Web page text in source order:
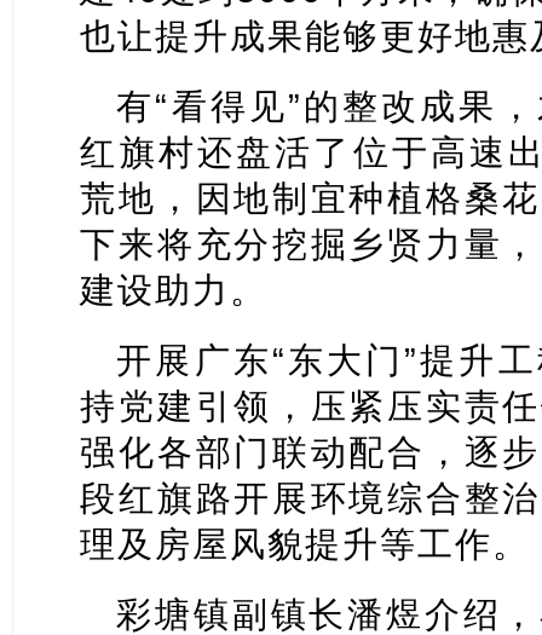
也让提升成果能够更好地惠
有“看得见”的整改成果
红旗村还盘活了位于高速
荒地，因地制宜种植格桑
下来将充分挖掘乡贤力量
建设助力。
开展广东“东大门”提升
持党建引领，压紧压实责
强化各部门联动配合，逐
段红旗路开展环境综合整
理及房屋风貌提升等工作。
彩塘镇副镇长潘煜介绍